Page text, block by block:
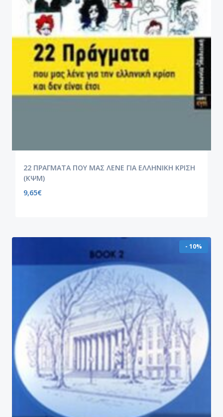
22 ΠΡΑΓΜΑΤΑ ΠΟΥ ΜΑΣ ΛΕΝΕ ΓΙΑ ΕΛΛΗΝΙΚΗ ΚΡΙΣΗ
(ΚΨΜ)
9,65€
- 10%